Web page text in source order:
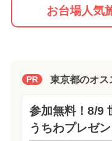
お台場人気
PR 東京都のオス
参加無料！8/9
うちわプレゼン